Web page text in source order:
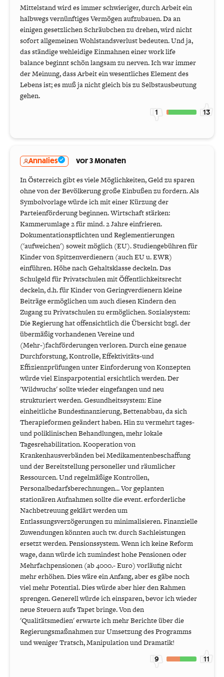
Mittelstand wird es immer schwieriger, durch Arbeit ein
halbwegs vernünftiges Vermögen aufzubauen. Da an
einigen gesetzlichen Schräubchen zu drehen, wird nicht
sofort allgemeinen Wohlstandsverlust bedeuten. Und ja,
das ständige wehleidige Einmahnen einer work life
balance beginnt schön langsam zu nerven. Ich war immer
der Meinung, dass Arbeit ein wesentliches Element des
Lebens ist; es muß ja nicht gleich bis zu Selbstausbeutung
gehen.
1 13
Annalies vor 3 Monaten
In Österreich gibt es viele Möglichkeiten, Geld zu sparen
ohne von der Bevölkerung große Einbußen zu fordern. Als
Symbolvorlage würde ich mit einer Kürzung der
Parteienförderung beginnen. Wirtschaft stärken:
Kammerumlage 2 für mind. 2 Jahre einfrieren.
Dokumentationspflichten und Reglementierungen
('aufweichen') soweit möglich (EU). Studiengebühren für
Kinder von Spitzenverdienern (auch EU u. EWR)
einführen. Höhe nach Gehaltsklasse deckeln. Das
Schulgeld für Privatschulen mit Öffentlichkeitsrecht
deckeln, d.h. für Kinder von Geringverdienern kleine
Beiträge ermöglichen um auch diesen Kindern den
Zugang zu Privatschulen zu ermöglichen. Sozialsystem:
Die Regierung hat offensichtlich die Übersicht bzgl. der
übermäßig vorhandenen Vereine und
(Mehr-)fachförderungen verloren. Durch eine genaue
Durchforstung, Kontrolle, Effektivitäts-und
Effizienzprüfungen unter Einforderung von Konzepten
würde viel Einsparpotential ersichtlich werden. Der
'Wildwuchs' sollte wieder eingefangen und neu
strukturiert werden. Gesundheitssystem: Eine
einheitliche Bundesfinanzierung, Bettenabbau, da sich
Therapieformen geändert haben. Hin zu vermehrt tages-
und poliklinischen Behandlungen, mehr lokale
Tagesrehabilitation. Kooperation von
Krankenhausverbänden bei Medikamentenbeschaffung
und der Bereitstellung personeller und räumlicher
Ressourcen. Und regelmäßige Kontrollen,
Personalbedarfsberechnungen... Vor geplanten
stationären Aufnahmen sollte die event. erforderliche
Nachbetreuung geklärt werden um
Entlassungsverzögerungen zu minimalisieren. Finanzielle
Zuwendungen könnten auch tw. durch Sachleistungen
ersetzt werden. Pensionssystem. Wenn ich keine Reform
wage, dann würde ich zumindest hohe Pensionen oder
Mehrfachpensionen (ab 4000.- Euro) vorläufig nicht
mehr erhöhen. Dies wäre ein Anfang, aber es gäbe noch
viel mehr Potential. Dies würde aber hier den Rahmen
sprengen. Generell würde ich einsparen, bevor ich wieder
neue Steuern aufs Tapet bringe. Von den
'Qualitätsmedien' erwarte ich mehr Berichte über die
Regierungsmaßnahmen zur Umsetzung des Programms
und weniger Tratsch, Manipulation und Dramatik!
9 11